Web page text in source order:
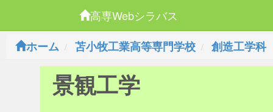
高専Webシラバス
ホーム
苫小牧工業高等専門学校 創造工学科
景観工学